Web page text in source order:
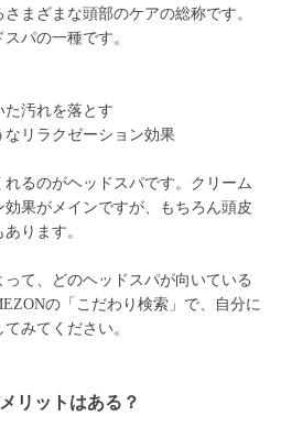
まざまな頭部のケアの総称です。
パの一種です。
た汚れを落とす
なリラクゼーション効果
るのがヘッドスパです。クリーム
果がメインですが、もちろん頭皮
ります。
て、どのヘッドスパが向いている
の「こだわり検索」で、自分に
みてください。
リットはある？